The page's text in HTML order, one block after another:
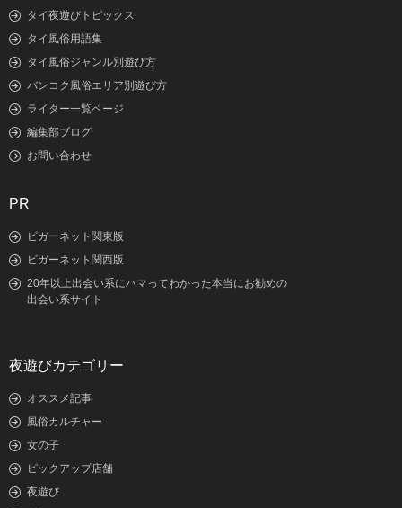
タイ夜遊びトピックス
タイ風俗用語集
タイ風俗ジャンル別遊び方
バンコク風俗エリア別遊び方
ライター一覧ページ
編集部ブログ
お問い合わせ
PR
ビガーネット関東版
ビガーネット関西版
20年以上出会い系にハマってわかった本当にお勧めの
出会い系サイト
夜遊びカテゴリー
オススメ記事
風俗カルチャー
女の子
ピックアップ店舗
夜遊び